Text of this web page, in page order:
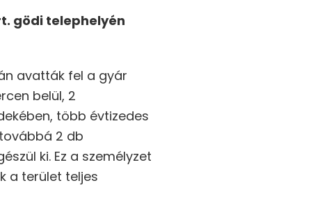
gödi telephelyén
avatták fel a gyár
belül, 2
több évtizedes
2 db
ki. Ez a személyzet
a terület teljes